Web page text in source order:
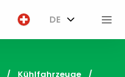
DE
Kühlfahrzeuge